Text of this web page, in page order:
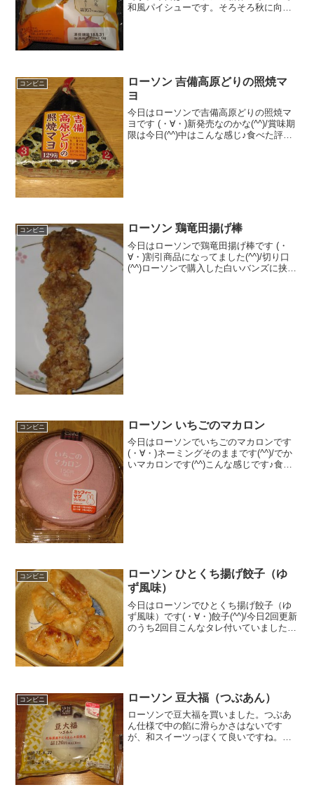
和風パイシューです。そろそろ秋に向け
コンビニ
ローソン 吉備高原どりの照焼マ
ヨ
今日はローソンで吉備高原どりの照焼マ
ヨです (・∀・)新発売なのかな(^^)/賞味期
限は今日(^^)中はこんな感じ♪食べた評価
コンビニ ローソン 鶏竜田揚げ棒
今日はローソンで鶏竜田揚げ棒です (・
∀・)割引商品になってました(^^)/切り口
(^^)ローソンで購入した白いバンズに挟み
コンビニ ローソン いちごのマカロン
今日はローソンでいちごのマカロンです
(・∀・)ネーミングそのままです(^^)/でか
いマカロンです(^^)こんな感じです♪食べ
コンビニ
ローソン ひとくち揚げ餃子（ゆ
ず風味）
今日はローソンでひとくち揚げ餃子（ゆ
ず風味）です(・∀・)餃子(^^)/今日2回更新
のうち2回目こんなタレ付いていました
コンビニ ローソン 豆大福（つぶあん）
ローソンで豆大福を買いました。つぶあ
ん仕様で中の餡に滑らかさはないです
が、和スイーツっぽくて良いですね。豆